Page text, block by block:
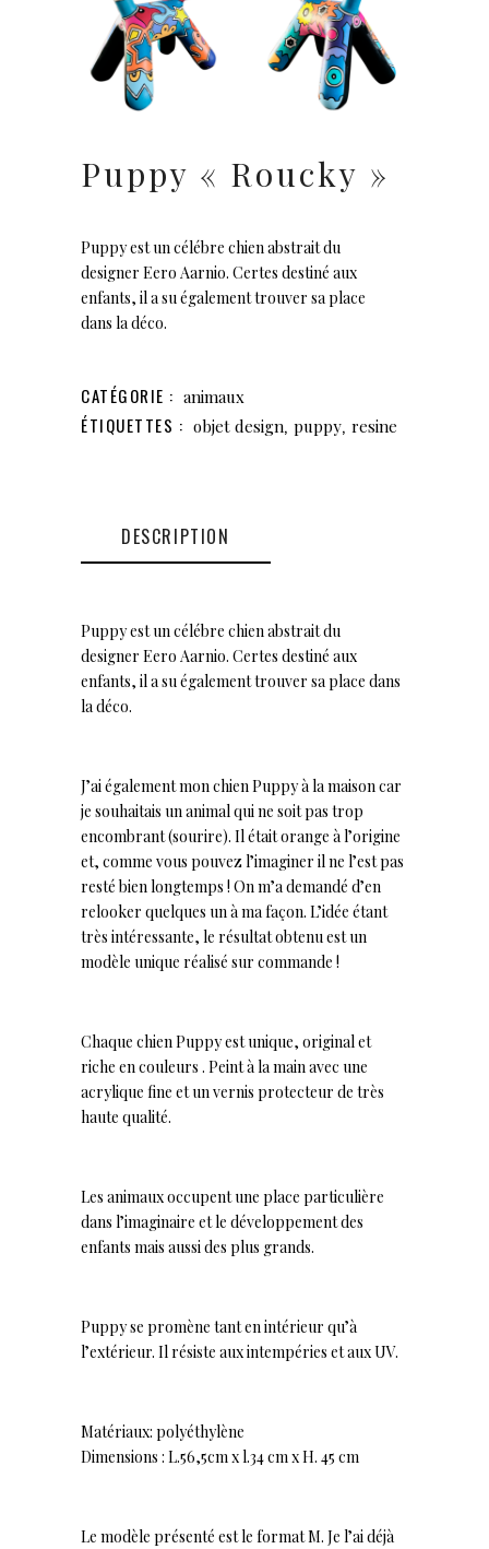
Puppy « Roucky »
Puppy est un célébre chien abstrait du
designer Eero Aarnio. Certes destiné aux
enfants, il a su également trouver sa place
dans la déco.
CATÉGORIE : animaux
ÉTIQUETTES : objet design, puppy, resine
DESCRIPTION
Puppy est un célébre chien abstrait du
designer Eero Aarnio. Certes destiné aux
enfants, il a su également trouver sa place dans
la déco.
J’ai également mon chien Puppy à la maison car
je souhaitais un animal qui ne soit pas trop
encombrant (sourire). Il était orange à l’origine
et, comme vous pouvez l’imaginer il ne l’est pas
resté bien longtemps ! On m’a demandé d’en
relooker quelques un à ma façon. L’idée étant
très intéressante, le résultat obtenu est un
modèle unique réalisé sur commande !
Chaque chien Puppy est unique, original et
riche en couleurs . Peint à la main avec une
acrylique fine et un vernis protecteur de très
haute qualité.
Les animaux occupent une place particulière
dans l’imaginaire et le développement des
enfants mais aussi des plus grands.
Puppy se promène tant en intérieur qu’à
l’extérieur. Il résiste aux intempéries et aux UV.
Matériaux: polyéthylène
Dimensions : L.56,5cm x l.34 cm x H. 45 cm
Le modèle présenté est le format M. Je l’ai déjà